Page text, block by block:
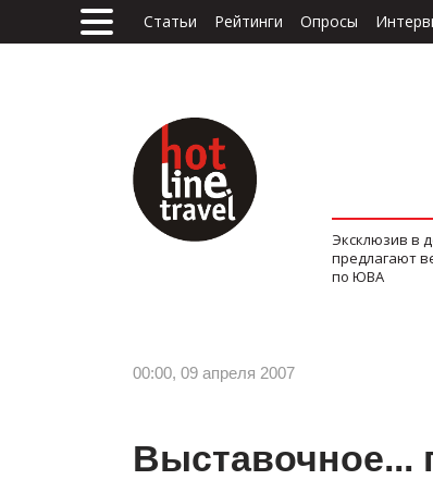
Статьи Рейтинги Опросы
Эксклюзив в
предлагают
по ЮВА
00:00, 09 апреля 2007
Выставочное...